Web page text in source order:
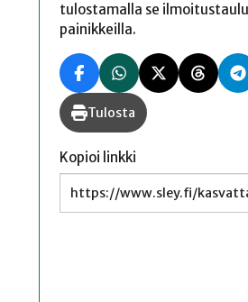
tulostamalla se
painikkeilla.
Tulosta
Kopioi linkki